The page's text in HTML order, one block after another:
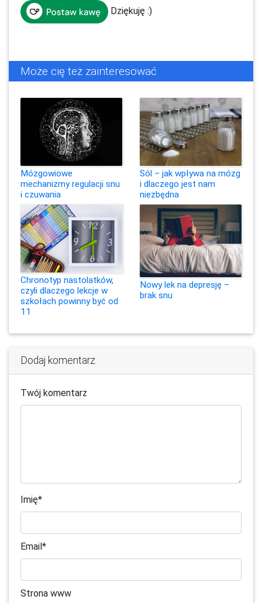
Dziękuję :)
Może cię też zainteresować
Mózgowiowe
mechanizmy regulacji snu
i czuwania
Sól – jak wpływa na mózg
i dlaczego jest nam
niezbędna
Chronotyp nastolatków,
czyli dlaczego lekcje w
szkołach powinny być od
11
Nowy lek na depresję –
brak snu
Dodaj komentarz
Twój komentarz
Imię*
Email *
Strona www